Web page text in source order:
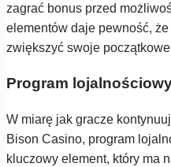
zagrać bonus przed
elementów daje pewność,
zwiększyć swoje
Program
W miarę jak gracze
Bison Casino, program
kluczowy element, który ma